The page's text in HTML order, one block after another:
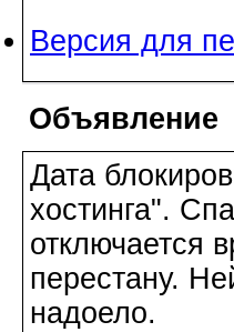
Версия для
Объявление
Дата
хостинга".
отключается
перестану.
надоело.